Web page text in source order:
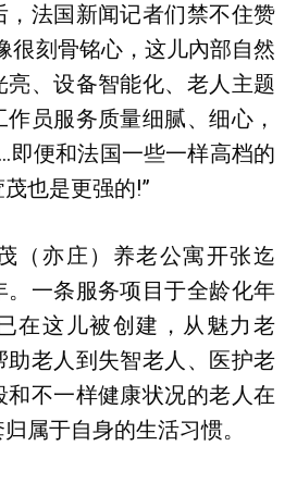
，法国新闻记者们禁不住赞
很刻骨铭心，这儿內部自然
、设备智能化、老人主题
员服务质量细腻、细心，
即便和法国一些一样高档的
也是更强的!”
（亦庄）养老公寓开张迄
。一条服务项目于全龄化年
在这儿被创建，从魅力老
助老人到失智老人、医护老
和不一样健康状况的老人在
属于自身的生活习惯。